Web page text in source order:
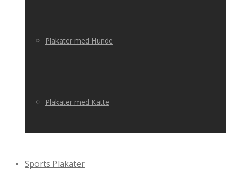
Plakater med Hunde
Plakater med Katte
Sports Plakater